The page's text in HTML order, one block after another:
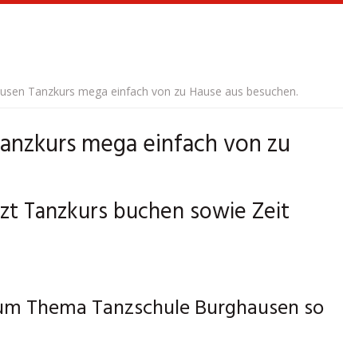
Tanzkurs mega einfach von zu Hause aus besuchen.
mega einfach von zu
Tanzkurs buchen sowie Zeit
Thema Tanzschule Burghausen so